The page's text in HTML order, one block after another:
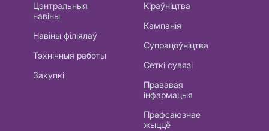
Цэнтральныя
навіны
Навіны філіялаў
Тэхнічныя работы
Закупкі
Кіраўніцтва
Кампанія
Супрацоўніцтва
Сеткі сувязі
Прававая
інфармацыя
Прафсаюзнае
жыццё